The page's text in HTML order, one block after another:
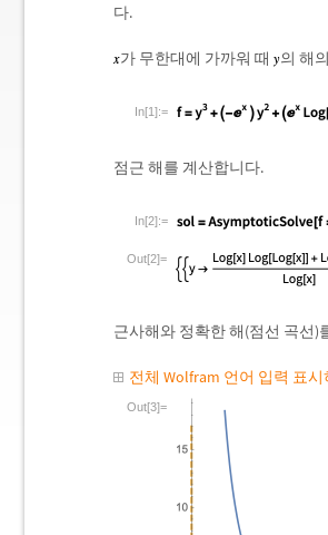
다.
가 무한대에 가까워 때 의 해
In[1]:=
점근 해를 계산합니다.
In[2]:=
Out[2]=
근사해와 정확한 해(점선 곡선)
전체 Wolfram 언어 입력 표
Out[3]=